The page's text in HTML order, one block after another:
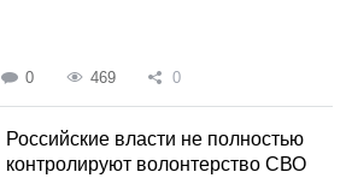
0 469 0
Российские власти не полностью
контролируют волонтерство СВО